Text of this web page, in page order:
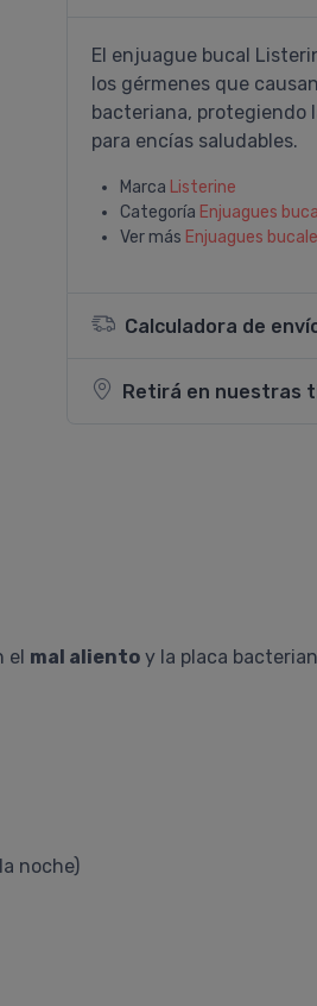
El enjuague bucal
los gérmenes que
bacteriana, protegiendo
para encí­as saludables.
Marca Listerine
Categoría Enjuagues
Ver más Enjuagues
Calculadora de
Retirá en nuestras
el mal aliento y la placa
noche)